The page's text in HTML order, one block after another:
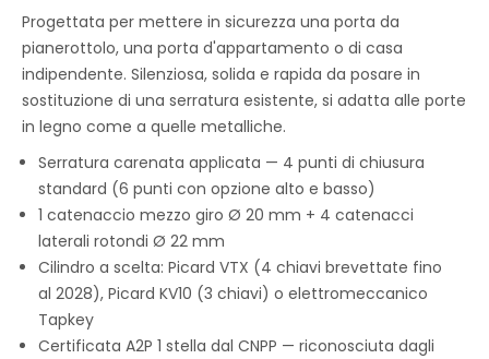
Progettata per mettere in sicurezza una porta da
pianerottolo, una porta d'appartamento o di casa
indipendente. Silenziosa, solida e rapida da posare in
sostituzione di una serratura esistente, si adatta alle porte
in legno come a quelle metalliche.
Serratura carenata applicata — 4 punti di chiusura
standard (6 punti con opzione alto e basso)
1 catenaccio mezzo giro Ø 20 mm + 4 catenacci
laterali rotondi Ø 22 mm
Cilindro a scelta: Picard VTX (4 chiavi brevettate fino
al 2028), Picard KV10 (3 chiavi) o elettromeccanico
Tapkey
Certificata A2P 1 stella dal CNPP — riconosciuta dagli